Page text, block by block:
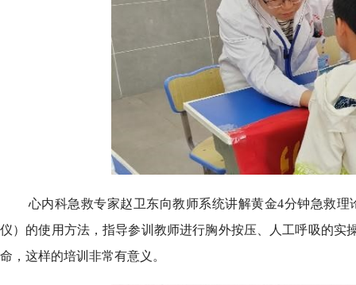
心内科急救专家赵卫东向教师系统讲解黄金4分钟急救
仪）的使用方法，指导参训教师进行胸外按压、人工呼吸的实
命，这样的培训非常有意义。